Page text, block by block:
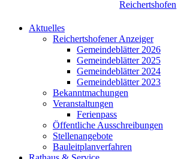
Aktuelles
Reichertshofener Anzeiger
Gemeindeblätter 2026
Gemeindeblätter 2025
Gemeindeblätter 2024
Gemeindeblätter 2023
Bekanntmachungen
Veranstaltungen
Ferienpass
Öffentliche Ausschreibungen
Stellenangebote
Bauleitplanverfahren